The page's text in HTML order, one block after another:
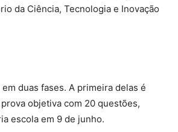
da Ciência, Tecnologia e Inovação
duas fases. A primeira delas é
objetiva com 20 questões,
escola em 9 de junho.